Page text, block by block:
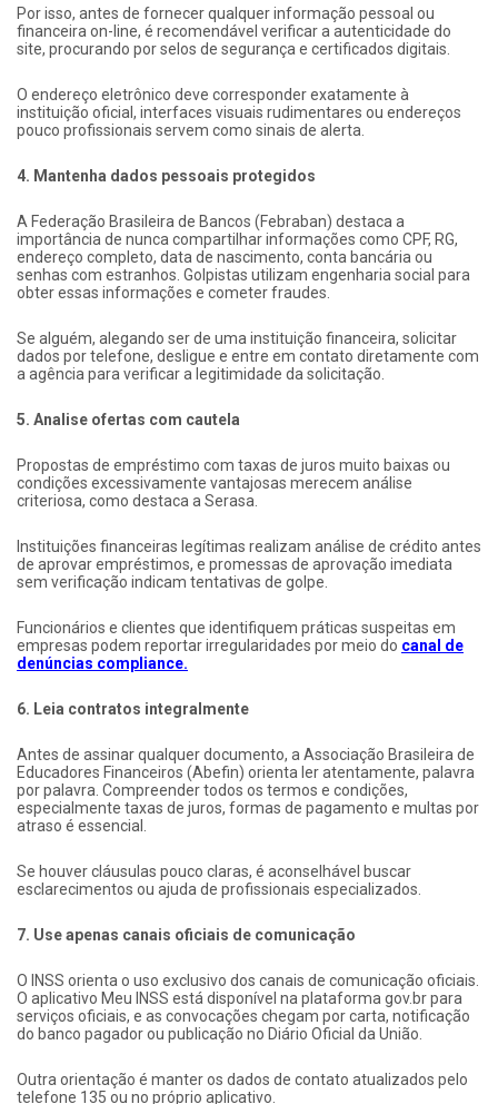
Por isso, antes de fornecer qualquer informação pessoal ou
financeira on-line, é recomendável verificar a autenticidade do
site, procurando por selos de segurança e certificados digitais.
O endereço eletrônico deve corresponder exatamente à
instituição oficial, interfaces visuais rudimentares ou endereços
pouco profissionais servem como sinais de alerta.
4. Mantenha dados pessoais protegidos
A Federação Brasileira de Bancos (Febraban) destaca a
importância de nunca compartilhar informações como CPF, RG,
endereço completo, data de nascimento, conta bancária ou
senhas com estranhos. Golpistas utilizam engenharia social para
obter essas informações e cometer fraudes.
Se alguém, alegando ser de uma instituição financeira, solicitar
dados por telefone, desligue e entre em contato diretamente com
a agência para verificar a legitimidade da solicitação.
5. Analise ofertas com cautela
Propostas de empréstimo com taxas de juros muito baixas ou
condições excessivamente vantajosas merecem análise
criteriosa, como destaca a Serasa.
Instituições financeiras legítimas realizam análise de crédito antes
de aprovar empréstimos, e promessas de aprovação imediata
sem verificação indicam tentativas de golpe.
Funcionários e clientes que identifiquem práticas suspeitas em
empresas podem reportar irregularidades por meio do canal de
denúncias compliance.
6. Leia contratos integralmente
Antes de assinar qualquer documento, a Associação Brasileira de
Educadores Financeiros (Abefin) orienta ler atentamente, palavra
por palavra. Compreender todos os termos e condições,
especialmente taxas de juros, formas de pagamento e multas por
atraso é essencial.
Se houver cláusulas pouco claras, é aconselhável buscar
esclarecimentos ou ajuda de profissionais especializados.
7. Use apenas canais oficiais de comunicação
O INSS orienta o uso exclusivo dos canais de comunicação oficiais.
O aplicativo Meu INSS está disponível na plataforma gov.br para
serviços oficiais, e as convocações chegam por carta, notificação
do banco pagador ou publicação no Diário Oficial da União.
Outra orientação é manter os dados de contato atualizados pelo
telefone 135 ou no próprio aplicativo.